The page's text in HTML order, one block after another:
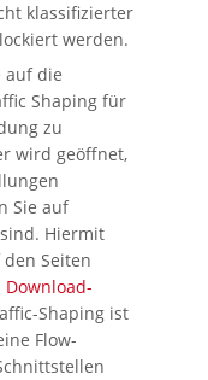
klassifizierter
werden.
auf die
Shaping für
zu
wird geöffnet,
Sie auf
Hiermit
Seiten
Download-
Shaping ist
Flow-